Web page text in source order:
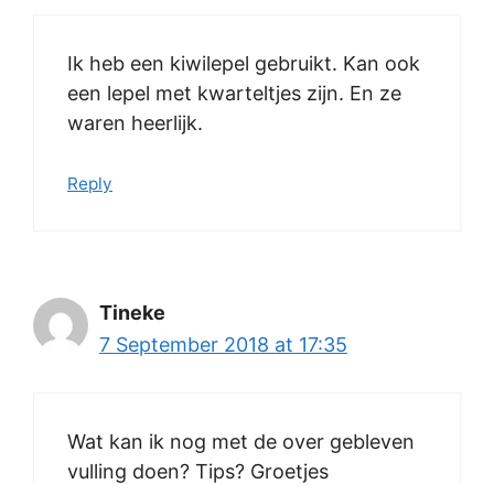
Ik heb een kiwilepel gebruikt. Kan ook
een lepel met kwarteltjes zijn. En ze
waren heerlijk.
Reply
Tineke
7 September 2018 at 17:35
Wat kan ik nog met de over gebleven
vulling doen? Tips? Groetjes